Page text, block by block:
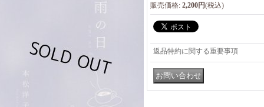
販売価格: 2,200円(税込)
返品特約に関する重要事項